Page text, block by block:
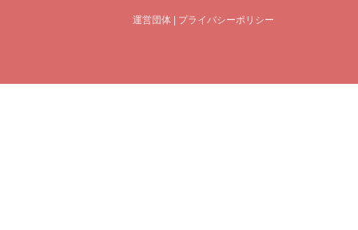
運営団体 | プライバシーポリシー